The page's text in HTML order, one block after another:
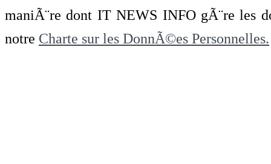
maniÃ¨re dont IT NEWS INFO gÃ¨re les
notre Charte sur les DonnÃ©es Personnelles.